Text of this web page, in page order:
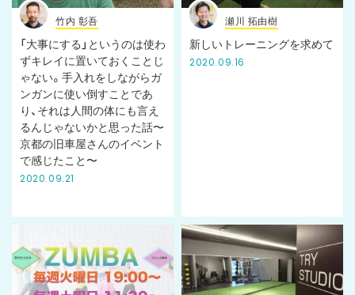
竹内 彰吾
「大事にする」というのは使わ
ずキレイに置いておくことじ
ゃない。手入れをしながらガ
ンガンに使い倒すことであ
り、それは人間の体にも言え
るんじゃないかと思った話〜
京都の旧車屋さんのイベント
で感じたこと〜
2020.09.21
瀬川 拓由樹
新しいトレーニングを求めて
2020.09.16